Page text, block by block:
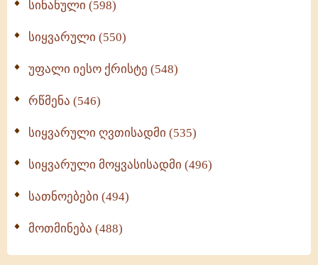
სინანული (598)
სიყვარული (550)
უფალი იესო ქრისტე (548)
რწმენა (546)
სიყვარული ღვთისადმი (535)
სიყვარული მოყვასისადმი (496)
სათნოებები (494)
მოთმინება (488)